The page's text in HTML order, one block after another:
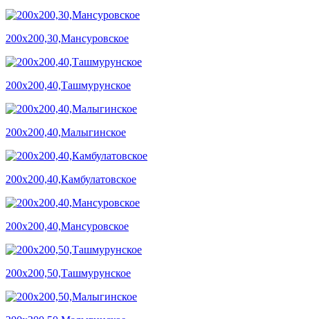
200х200,30,Мансуровское
200х200,40,Ташмурунское
200х200,40,Малыгинское
200х200,40,Камбулатовское
200х200,40,Мансуровское
200х200,50,Ташмурунское